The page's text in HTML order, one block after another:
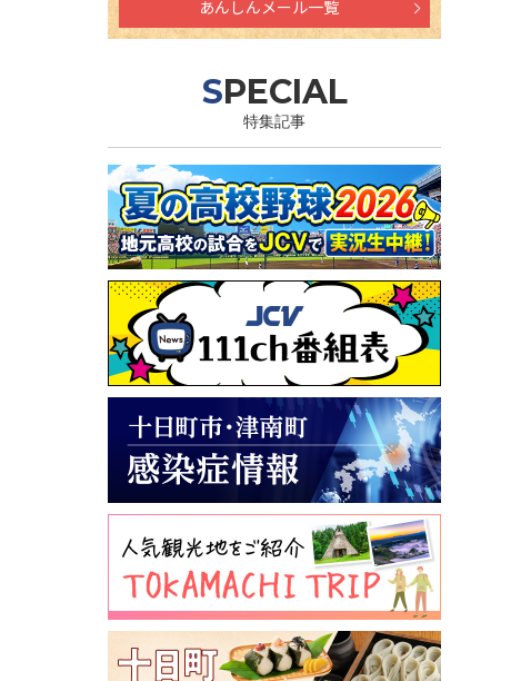
あんしんメール一覧
SPECIAL
特集記事